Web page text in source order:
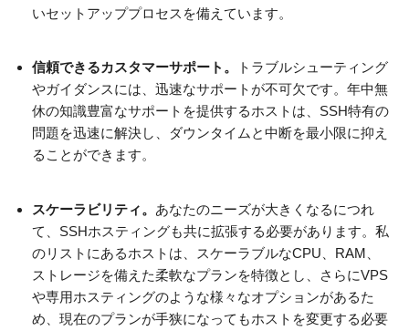
いセットアッププロセスを備えています。
信頼できるカスタマーサポート。
トラブルシューティング
やガイダンスには、迅速なサポートが不可欠です。年中無
休の知識豊富なサポートを提供するホストは、SSH特有の
問題を迅速に解決し、ダウンタイムと中断を最小限に抑え
ることができます。
スケーラビリティ。 あなたのニーズが大きくなるにつれ
て、SSHホスティングも共に拡張する必要があります。私
のリストにあるホストは、スケーラブルなCPU、RAM、
ストレージを備えた柔軟なプランを特徴とし、さらにVPS
や専用ホスティングのような様々なオプションがあるた
め、現在のプランが手狭になってもホストを変更する必要